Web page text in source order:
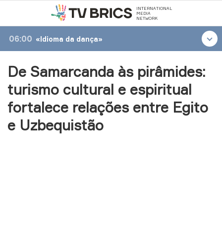
INTERNATIONAL
MEDIA
NETWORK
06:00 «Idioma da dança»
De Samarcanda às pirâmides:
turismo cultural e espiritual
fortalece relações entre Egito
e Uzbequistão